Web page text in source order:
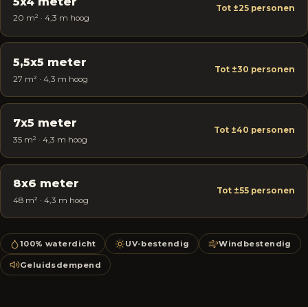
20 m² · 4,3 m hoog
Tot ±25 personen
5,5x5 meter
27 m² · 4,3 m hoog
Tot ±30 personen
7x5 meter
35 m² · 4,3 m hoog
Tot ±40 personen
8x6 meter
48 m² · 4,3 m hoog
Tot ±55 personen
100% waterdicht UV-bestendig Windbestendig
Geluidsdempend